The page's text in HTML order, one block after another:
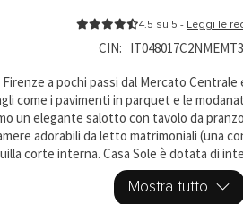
4.5 su 5 - Leggi le
CIN:
a pochi passi dal Mercato
come i pavimenti in parquet e le
un elegante salotto con tavolo da
adorabili da letto matrimoniali (una
corte interna. Casa Sole è dotata di
come se foste a casa
Mostra tutto